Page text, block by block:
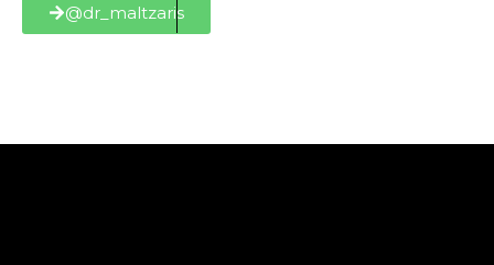
@dr_maltzaris